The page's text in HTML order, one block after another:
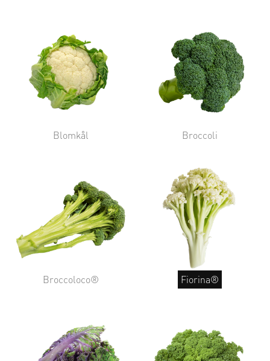
Blomkål Broccoli
Broccoloco® Fiorina®